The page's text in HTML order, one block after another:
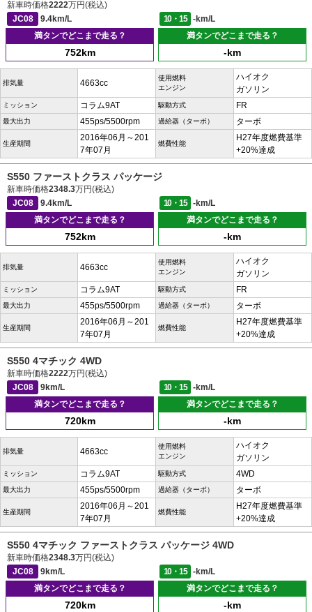
新車時価格2222万円(税込)
JC08
9.4km/L 10・15
-km/L
満タンでどこまで走る？
752km
満タンでどこまで走る？
-km
排気量 4663cc
使用燃料
エンジン
ハイオク
ガソリン
ミッション コラム9AT 駆動方式 FR
最大出力 455ps/5500rpm 過給器（ターボ） ターボ
生産期間
2016年06月～201
7年07月
燃費性能
H27年度燃費基準
+20%達成
S550 ファーストクラス パッケージ
新車時価格2348.3万円(税込)
JC08
9.4km/L 10・15
-km/L
満タンでどこまで走る？
752km
満タンでどこまで走る？
-km
排気量 4663cc
使用燃料
エンジン
ハイオク
ガソリン
ミッション コラム9AT 駆動方式 FR
最大出力 455ps/5500rpm 過給器（ターボ） ターボ
生産期間
2016年06月～201
7年07月
燃費性能
H27年度燃費基準
+20%達成
S550 4マチック 4WD
新車時価格2222万円(税込)
JC08
9km/L 10・15
-km/L
満タンでどこまで走る？
720km
満タンでどこまで走る？
-km
排気量 4663cc
使用燃料
エンジン
ハイオク
ガソリン
ミッション コラム9AT 駆動方式 4WD
最大出力 455ps/5500rpm 過給器（ターボ） ターボ
生産期間
2016年06月～201
7年07月
燃費性能
H27年度燃費基準
+20%達成
S550 4マチック ファーストクラス パッケージ 4WD
新車時価格2348.3万円(税込)
JC08
9km/L 10・15
-km/L
満タンでどこまで走る？
720km
満タンでどこまで走る？
-km